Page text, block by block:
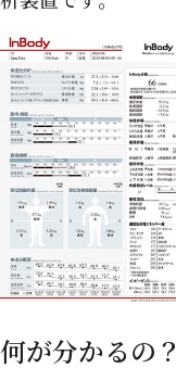
何が分かるの？